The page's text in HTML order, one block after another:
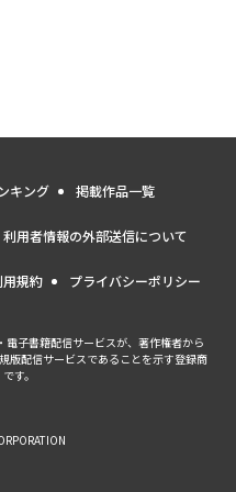
キング 掲載作品一覧
利用者情報の外部送信について
用規約 プライバシーポリシー
電子書籍配信サービスが、著作権者から
版配信サービスであることを示す登録商
す。